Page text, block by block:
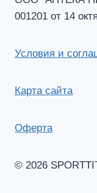
001201 от 14
Условия и
Карта сайта
Оферта
© 2026